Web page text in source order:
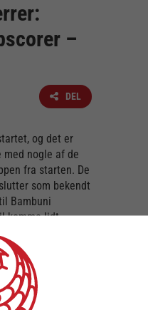
–
DEL
og det er
nogle af de
fra starten. De
som bekendt
Bambuni
komme lidt
der
kampene værd
point mellem sig,
sig i spidsen